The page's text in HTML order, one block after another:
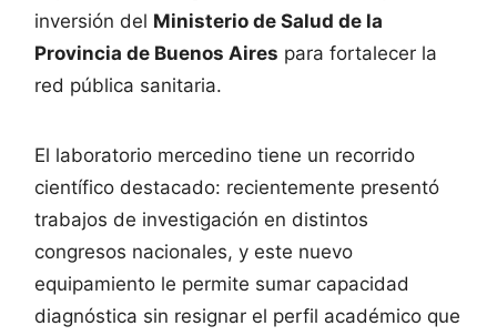
inversión del Ministerio de Salud de la
Provincia de Buenos Aires para fortalecer la
red pública sanitaria.
El laboratorio mercedino tiene un recorrido
científico destacado: recientemente presentó
trabajos de investigación en distintos
congresos nacionales, y este nuevo
equipamiento le permite sumar capacidad
diagnóstica sin resignar el perfil académico que